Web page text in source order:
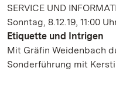
SERVICE UND
Sonntag, 8.12.19, 11:00
Etiquette und Intrigen
Mit Gräfin Weidenbach
Sonderführung mit